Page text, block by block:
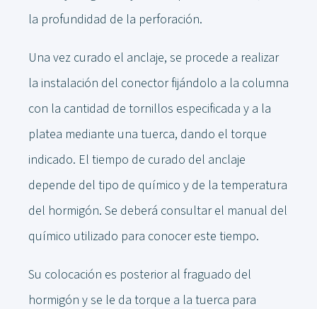
la profundidad de la perforación.
Una vez curado el anclaje, se procede a realizar
la instalación del conector fijándolo a la columna
con la cantidad de tornillos especificada y a la
platea mediante una tuerca, dando el torque
indicado. El tiempo de curado del anclaje
depende del tipo de químico y de la temperatura
del hormigón. Se deberá consultar el manual del
químico utilizado para conocer este tiempo.
Su colocación es posterior al fraguado del
hormigón y se le da torque a la tuerca para